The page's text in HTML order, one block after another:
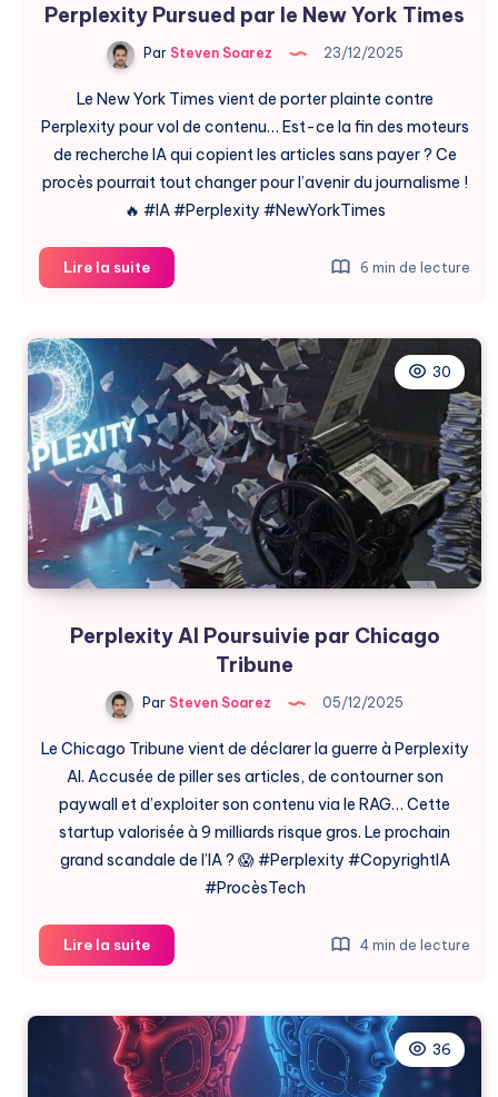
Perplexity Pursued par le New York Times
ParSteven Soarez 23/12/2025
Le New York Times vient de porter plainte contre
Perplexity pour vol de contenu… Est-ce la fin des moteurs
de recherche IA qui copient les articles sans payer ? Ce
procès pourrait tout changer pour l’avenir du journalisme !
🔥 #IA #Perplexity #NewYorkTimes
Lire la suitePerplexity
Pursued
le
New
York
Times
6 min de lecture
30
Perplexity AI Poursuivie par Chicago
Tribune
Par Steven Soarez 05/12/2025
Le Chicago Tribune vient de déclarer la guerre à Perplexity
AI. Accusée de piller ses articles, de contourner son
paywall et d’exploiter son contenu via le RAG… Cette
startup valorisée à 9 milliards risque gros. Le prochain
grand scandale de l’IA ? 😱 #Perplexity #CopyrightIA
#ProcèsTech
Lire la suitePerplexity
AI
par
Chicago
Tribune
4 min de lecture
36